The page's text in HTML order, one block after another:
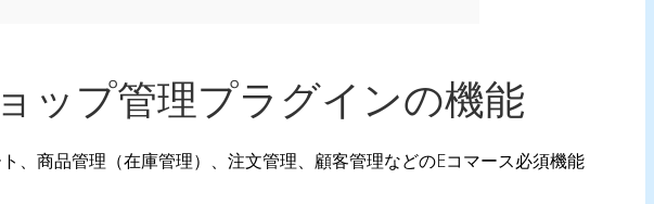
ップ管理プラグインの機能
、商品管理（在庫管理）、注文管理、顧客管理などのEコマース必須機能